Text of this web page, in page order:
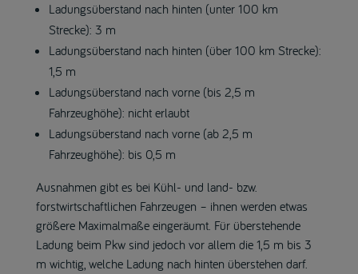
Ladungsüberstand nach hinten (unter 100 km
Strecke): 3 m
Ladungsüberstand nach hinten (über 100 km Strecke):
1,5 m
Ladungsüberstand nach vorne (bis 2,5 m
Fahrzeughöhe): nicht erlaubt
Ladungsüberstand nach vorne (ab 2,5 m
Fahrzeughöhe): bis 0,5 m
Ausnahmen gibt es bei Kühl- und land- bzw.
forstwirtschaftlichen Fahrzeugen – ihnen werden etwas
größere Maximalmaße eingeräumt. Für überstehende
Ladung beim Pkw sind jedoch vor allem die 1,5 m bis 3
m wichtig, welche Ladung nach hinten überstehen darf.